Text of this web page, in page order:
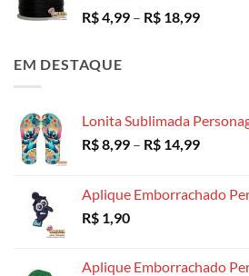
R$4,99 – R$ 18,99Faixa
EM DESTAQUE
Lonita Sublimada
R$8,99 – R$ 14,99Faixa
R$ 8,99
Aplique Emborrachado
R$ 1,90
Aplique Emborrachado